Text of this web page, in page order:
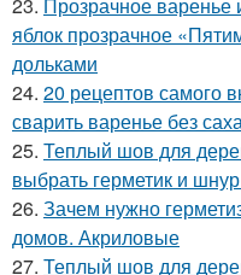
яблок прозрачное
дольками
24. 20 рецептов самого
сварить варенье без
25. Теплый шов для
выбрать герметик и
26. Зачем нужно
домов. Акриловые
27. Теплый шов для